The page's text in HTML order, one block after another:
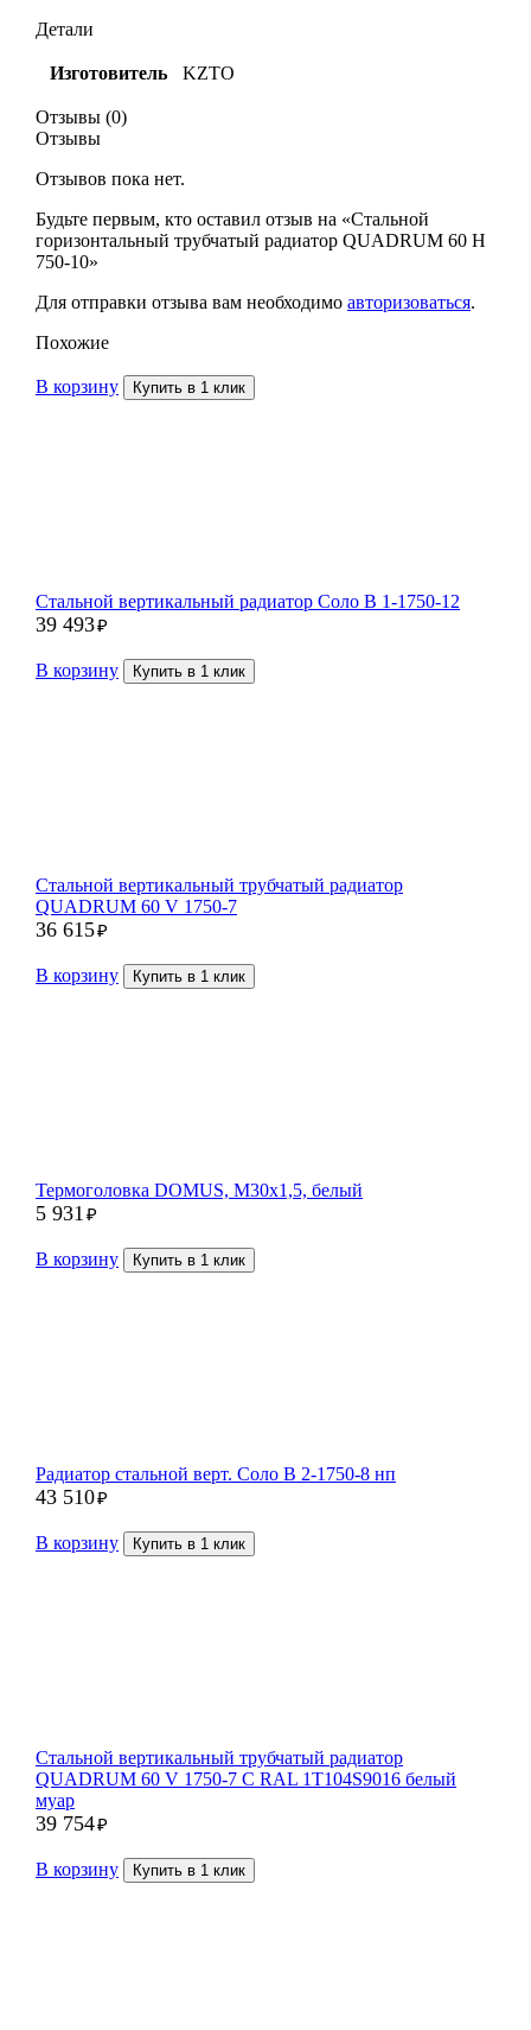
Детали
Изготовитель KZTO
Отзывы (0)
Отзывы
Отзывов пока нет.
Будьте первым, кто оставил отзыв на «Стальной
горизонтальный трубчатый радиатор QUADRUM 60 H
750-10»
Для отправки отзыва вам необходимо авторизоваться.
Похожие
В корзину Купить в 1 клик
Стальной вертикальный радиатор Соло В 1-1750-12
39 493₽
В корзину Купить в 1 клик
Стальной вертикальный трубчатый радиатор
QUADRUM 60 V 1750-7
36 615₽
В корзину Купить в 1 клик
Термоголовка DOMUS, M30x1,5, белый
5 931 ₽
В корзину Купить в 1 клик
Радиатор стальной верт. Соло В 2-1750-8 нп
43 510₽
В корзину Купить в 1 клик
Стальной вертикальный трубчатый радиатор
QUADRUM 60 V 1750-7 C RAL 1Т104S9016 белый
муар
39 754₽
В корзину Купить в 1 клик